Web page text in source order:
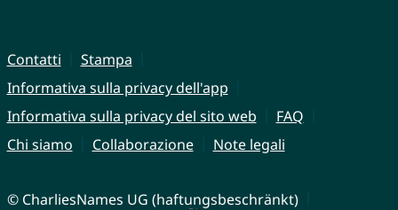
Contatti
Stampa
Informativa sulla privacy dell'app
Informativa sulla privacy del sito web
FAQ
Chi siamo
Collaborazione Note legali
© CharliesNames UG (haftungsbeschränkt)